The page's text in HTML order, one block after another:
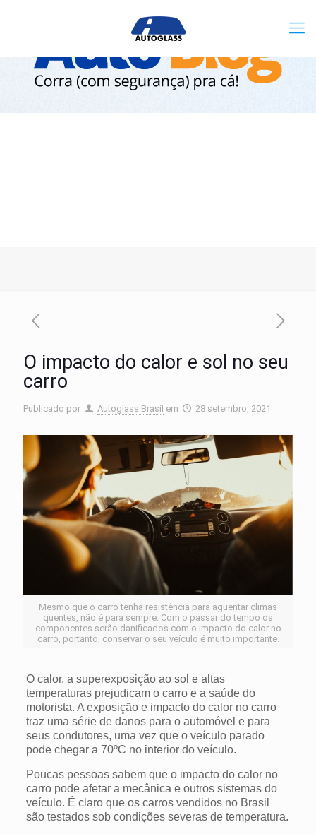
O impacto do calor e sol no seu
carro
Publicado por Autoglass Brasil em 28 setembro, 2021
Mesmo que o carro tenha resistência para aguentar climas
quentes, não é para sempre. Com o passar do tempo os
componentes serão danificados com o impacto do calor no
carro, portanto, conservar o seu veículo é muito importante.
O calor, a superexposiçãoao sol e altas
temperaturas prejudicam o carro e a saúde do
motorista. A exposição e impacto do calor no carro
traz uma série de danos para o automóvel e para
seus condutores, uma vez que o veículo parado
pode chegar a 70ºC no interior do veículo.
Poucas pessoas sabem que o impacto do calor no
carro pode afetar a mecânica e outros sistemas do
veículo. É claro que os carros vendidos no Brasil
são testados sob condições severas de temperatura.